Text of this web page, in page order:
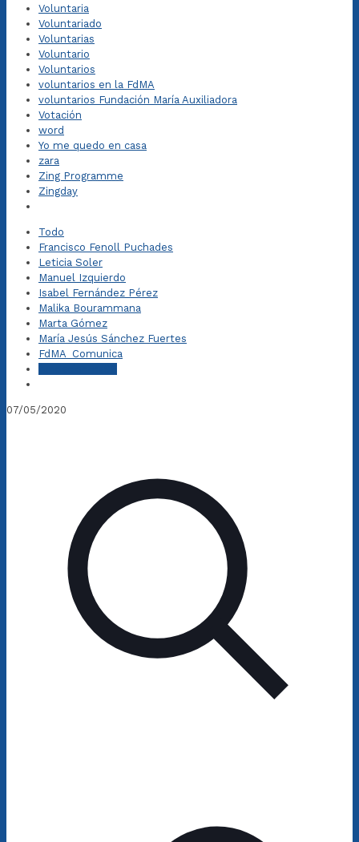
Voluntaria
Voluntariado
Voluntarias
Voluntario
Voluntarios
voluntarios en la FdMA
voluntarios Fundación María Auxiliadora
Votación
word
Yo me quedo en casa
zara
Zing Programme
Zingday
Todo
Francisco Fenoll Puchades
Leticia Soler
Manuel Izquierdo
Isabel Fernández Pérez
Malika Bourammana
Marta Gómez
María Jesús Sánchez Fuertes
FdMA_Comunica
07/05/2020